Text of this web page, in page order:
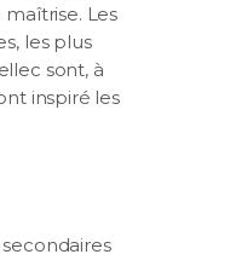
Les
les plus
sont, à
inspiré les
secondaires